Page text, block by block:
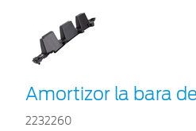
Amortizor la bara
2232260